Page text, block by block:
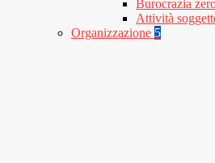
Burocrazia
Attività
Organizzazione 5